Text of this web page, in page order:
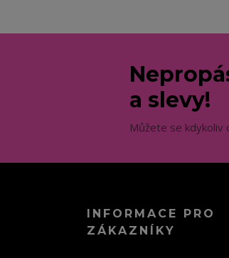
a slevy!
Můžete se kdykoliv
INFORMACE PRO
ZÁKAZNÍKY